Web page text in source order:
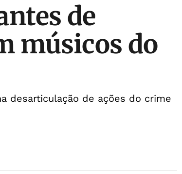
de
músicos do
desarticulação de ações do crime